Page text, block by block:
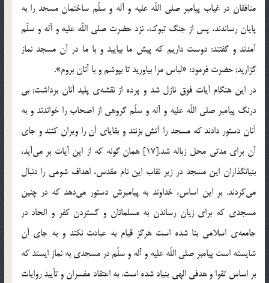
منافقان در غياب پيامبر صلي اللّه عليه و آله و سلّم ساختمان مسجد را به
پايان رساندند، پس از جنگ تبوك، نزد حضرت صلي اللّه عليه و آله و سلّم
آمدند و گفتند: دوست داريم كه پيش ما بياييد و با ما در آن مسجد نماز
گزاريد; حضرت فرمود: «لباس مرا بياوريد تا بپوشم و با آنان بروم».
در اين هنگام آيات فوق نازل شد و پرده از نقشه‎ي پليد آنان برداشت; بي
درنگ پيامبر صلي اللّه عليه و آله و سلّم گروهي از اصحاب را خواندند و به
آنان دستور دادند كه مسجد را آتش بزنند و بقاياي آن را ويران كنند و جاي
آن براي مدتي محل زباله شد.[17] همان گونه كه از اين آيات بر مي‌آيد،
بنيانگذاران اين مسجد در زير نقاب اين نام مقدس، اهداف شومي را دنبال
مي‌كردند. بر اين اساس، خداوند به پيامبرش دستور مي‌دهد كه در چنين
مسجدي كه براي زيان رساندن به مسلمانان و گستردن كفر و الحاد در
جامعه‎ي اسلامي بنا شده است هرگز قيام به عبادت نكند و به جاي آن
شايسته است پيامبر صلي اللّه عليه و آله و سلّم در مسجدي به نماز ايستد كه
بر اساس تقوا و هدفي الهي بنياد شده است. به اعتقاد مفسران و تأييد روايات